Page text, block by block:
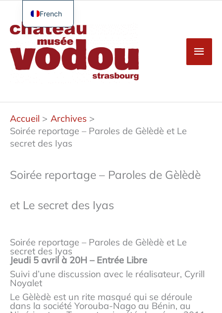
Aller
contenu
Accueil
Archives
Soirée reportage – Paroles de Gèlèdè et Le
secret des Iyas
Soirée reportage – Paroles de Gèlèdè
et Le secret des Iyas
Soirée reportage – Paroles de Gèlèdè et Le
secret des Iyas
Jeudi 5 avril à 20H – Entrée Libre
Suivi d’une discussion avec le réalisateur, Cyrill
Noyalet
Le Gèlèdè est un rite masqué qui se déroule
dans la société Yorouba-Nago au Bénin, au
French
English
German
Spanish